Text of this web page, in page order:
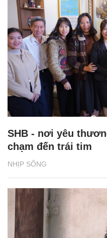
NHỊP SỐNG
SHB - nơi yêu
chạm đến trái tim